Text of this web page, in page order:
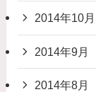
2014年10月
2014年9月
2014年8月